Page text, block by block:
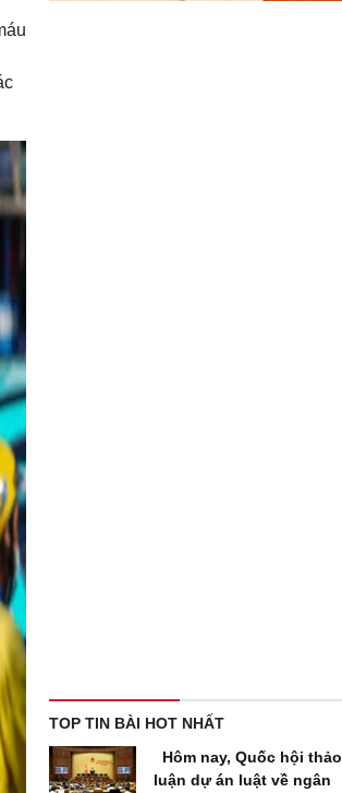
TOP TIN BÀI HOT NHẤT
Hôm nay, Quốc hội thảo
luận dự án luật về ngân